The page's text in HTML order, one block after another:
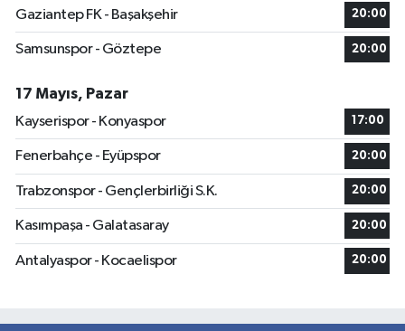
Gaziantep FK - Başakşehir 20:00
Samsunspor - Göztepe 20:00
17 Mayıs, Pazar
Kayserispor - Konyaspor
17:00
Fenerbahçe - Eyüpspor 20:00
Trabzonspor - Gençlerbirliği S.K. 20:00
Kasımpaşa - Galatasaray 20:00
Antalyaspor - Kocaelispor 20:00